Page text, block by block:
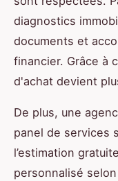
diagnostics
documents et
financier. Grâce à
d'achat devient
De plus, une
panel de services
l’estimation
personnalisé